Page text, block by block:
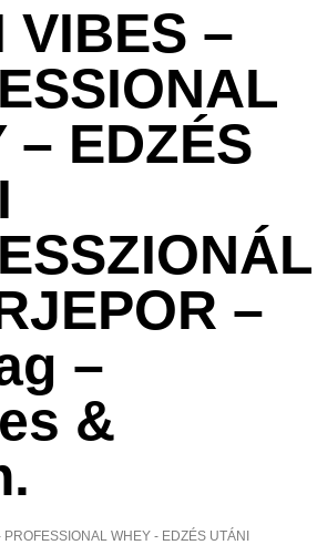
VIBES –
– EDZÉS
–
–
&
PROFESSIONAL WHEY - EDZÉS UTÁNI